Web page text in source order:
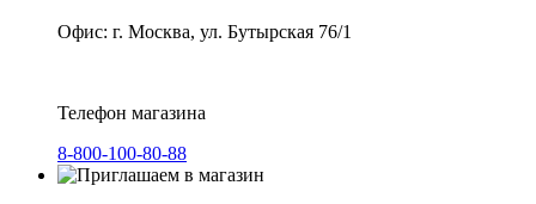
Офис: г. Москва, ул. Бутырская 76/1
Телефон магазина
8-800-100-80-88